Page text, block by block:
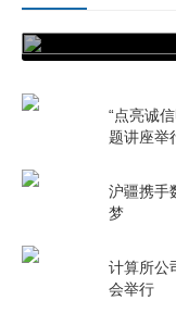
“点亮诚信明
“点亮诚
题讲座举
沪疆携手
梦
计算所公
会举行